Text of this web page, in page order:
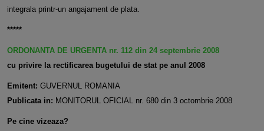
integrala printr-un angajament de plata.
*****
ORDONANTA DE URGENTA nr. 112 din 24 septembrie 2008
cu privire la rectificarea bugetului de stat pe anul 2008
Emitent: GUVERNUL ROMANIA
Publicata in: MONITORUL OFICIAL nr. 680 din 3 octombrie 2008
Pe cine vizeaza?